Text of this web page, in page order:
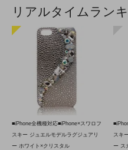
リアルタイムラン
■iPhone全機種対応■iPhone×スワロフ
スキー ジュエルモデルラグジュアリ
ー ホワイト×クリスタル
スキ
ー ス